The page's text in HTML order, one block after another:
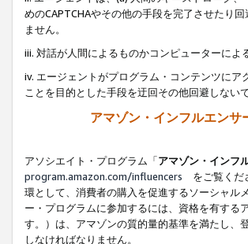
めのCAPTCHAやその他の手段を完了させたり
ません。
iii. 対話が人間によるものかコンピューターに
iv. エージェントがプログラム・コンテンツに
ことを目的とした手段を迂回その他回避しない
アマゾン・インフルエン
アソシエイト・プログラム「アマゾン・インフ
program.amazon.com/influencers をご覧くだ
環として、消費者の購入を促進するソーシャル
ー・プログラムに参加するには、資格を有する
す。）は、アマゾンの質的量的基準を満たし、
しなければなりません。